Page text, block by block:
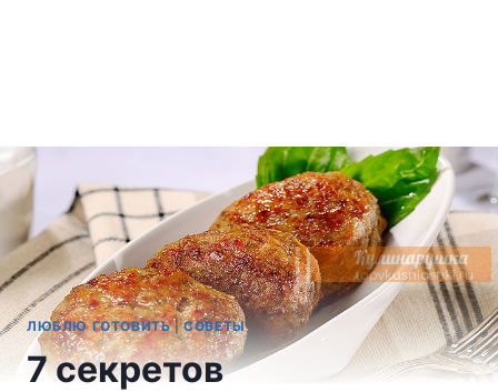
ЛЮБЛЮ ГОТОВИТЬ|СОВЕТЫ
7 секретов